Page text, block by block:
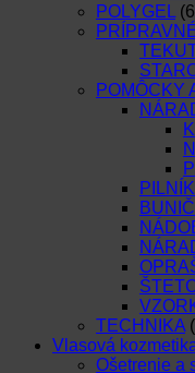
POLYGEL
POMÔCKY
TECHNIKA
Vlasová
Ošetrenie a